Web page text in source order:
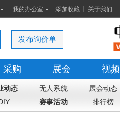
我的办公室 添加收藏 关于我们
发布询价单
采购 展会 视频
动态 无人系统 展会动态
赛事活动 排行榜